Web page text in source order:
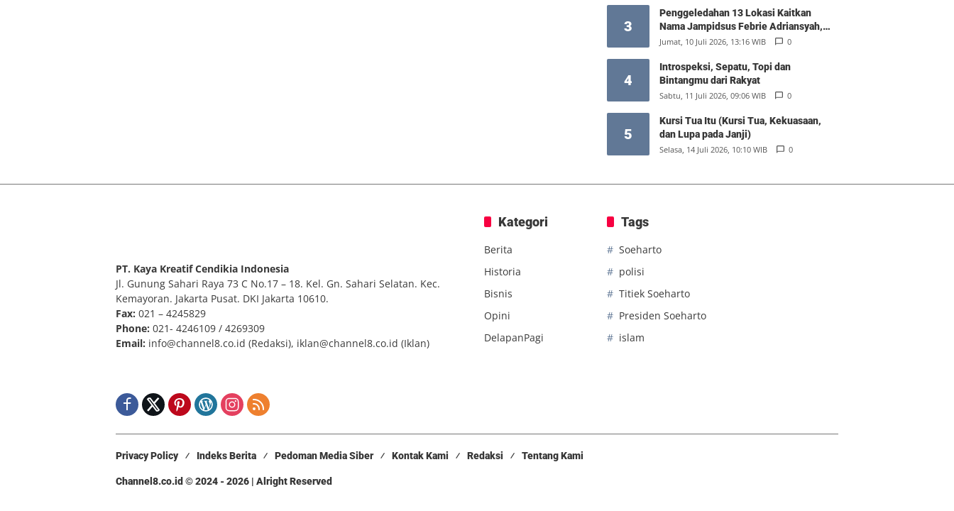
3
Penggeledahan 13 Lokasi Kaitkan
Nama Jampidsus Febrie Adriansyah,
Polisi Sita Rp476 Miliar dan 74 Kg Emas
Jumat, 10 Juli 2026, 13:16 WIB 0
4
Introspeksi, Sepatu, Topi dan
Bintangmu dari Rakyat
Sabtu, 11 Juli 2026, 09:06 WIB 0
5
Kursi Tua Itu (Kursi Tua, Kekuasaan,
dan Lupa pada Janji)
Selasa, 14 Juli 2026, 10:10 WIB 0
PT. Kaya Kreatif Cendikia Indonesia
Jl. Gunung Sahari Raya 73 C No.17 – 18. Kel. Gn. Sahari Selatan. Kec.
Kemayoran. Jakarta Pusat. DKI Jakarta 10610.
Fax: 021 – 4245829
Phone: 021- 4246109 / 4269309
Email: info@channel8.co.id (Redaksi), iklan@channel8.co.id (Iklan)
Kategori
Berita
Historia
Bisnis
Opini
DelapanPagi
Tags
Soeharto
polisi
Titiek Soeharto
Presiden Soeharto
islam
Privacy Policy Indeks Berita Pedoman Media Siber Kontak Kami Redaksi Tentang Kami
Channel8.co.id © 2024 - 2026 | Alright Reserved